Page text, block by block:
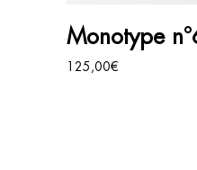
Monotype
125,00€